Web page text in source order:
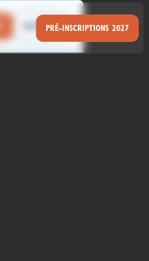
PRÉ-INSCRIPTIONS 2027
BOUTIQUE